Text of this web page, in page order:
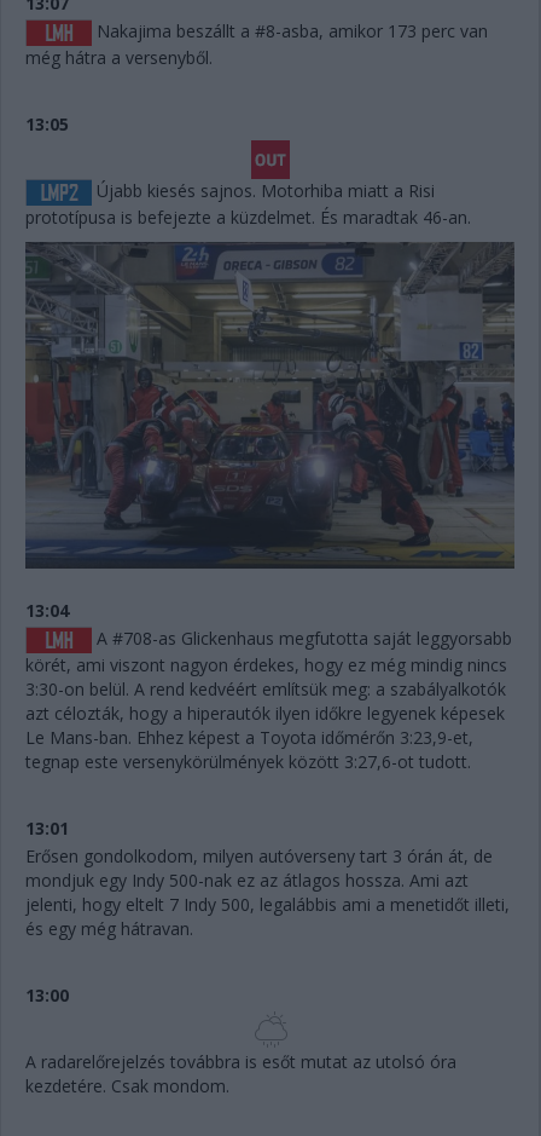
Nakajima beszállt a #8-asba, amikor 173 perc van
még hátra a versenyből.
13:05
Újabb kiesés sajnos. Motorhiba miatt a Risi
prototípusa is befejezte a küzdelmet. És maradtak 46-an.
13:04
A #708-as Glickenhaus megfutotta saját leggyorsabb
körét, ami viszont nagyon érdekes, hogy ez még mindig nincs
3:30-on belül. A rend kedvéért említsük meg: a szabályalkotók
azt célozták, hogy a hiperautók ilyen időkre legyenek képesek
Le Mans-ban. Ehhez képest a Toyota időmérőn 3:23,9-et,
tegnap este versenykörülmények között 3:27,6-ot tudott.
13:01
Erősen gondolkodom, milyen autóverseny tart 3 órán át, de
mondjuk egy Indy 500-nak ez az átlagos hossza. Ami azt
jelenti, hogy eltelt 7 Indy 500, legalábbis ami a menetidőt illeti,
és egy még hátravan.
13:00
A radarelőrejelzés továbbra is esőt mutat az utolsó óra
kezdetére. Csak mondom.